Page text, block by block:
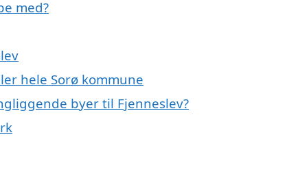
med?
hele Sorø kommune
byer til Fjenneslev?